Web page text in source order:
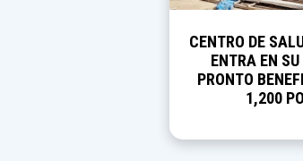
CENTRO DE
ENTRA EN
PRONTO
1,200